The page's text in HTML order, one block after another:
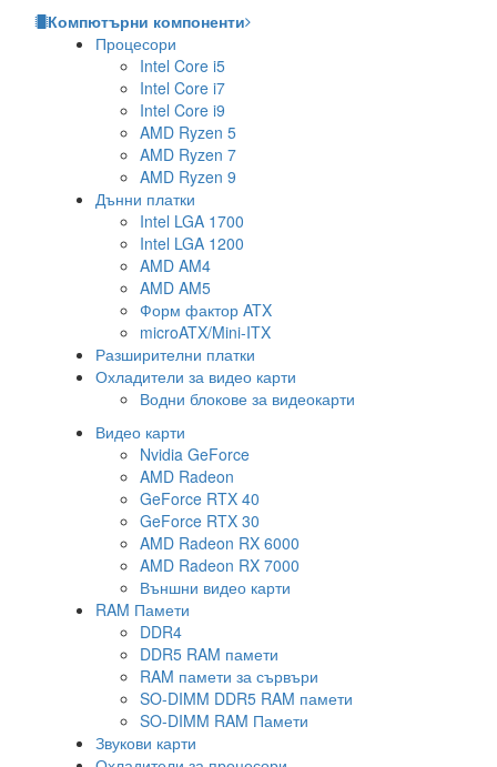
Компютърни компоненти
Процесори
Intel Core i5
Intel Core i7
Intel Core i9
AMD Ryzen 5
AMD Ryzen 7
AMD Ryzen 9
Дънни платки
Intel LGA 1700
Intel LGA 1200
AMD AM4
AMD AM5
Форм фактор ATX
microATX/Mini-ITX
Разширителни платки
Охладители за видео карти
Водни блокове за видеокарти
Видео карти
Nvidia GeForce
AMD Radeon
GeForce RTX 40
GeForce RTX 30
AMD Radeon RX 6000
AMD Radeon RX 7000
Външни видео карти
RAM Памети
DDR4
DDR5 RAM памети
RAM памети за сървъри
SO-DIMM DDR5 RAM памети
SO-DIMM RAM Памети
Звукови карти